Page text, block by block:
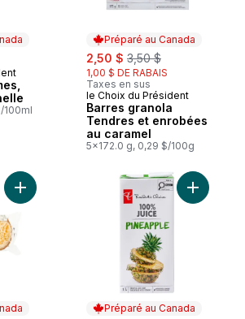
100ml
Préparé au Canada
sale:
2,50 $ , formerly:
3,50 $
1,00 $ DE RABAIS
Taxes en sus
Préparé au Canada
le Choix du Président
Barres granola
Tendres et enrobées
au caramel
5x172.0 g, 0,29 $/100g
Ajouter Crumpets style britannique au
Préparé au Canada
Ajouter